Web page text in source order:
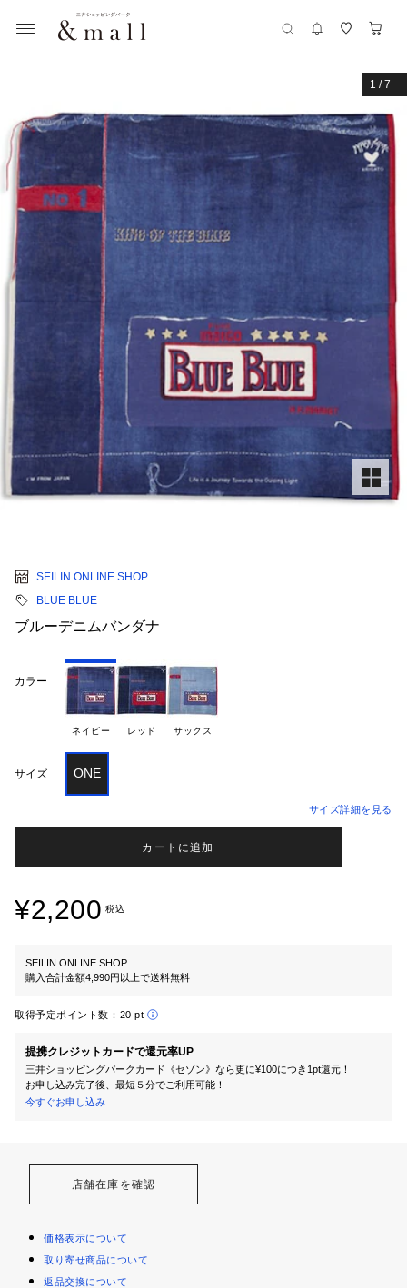
1 /7
SEILIN ONLINE SHOP
BLUE BLUE
ブルーデニムバンダナ
カラー
ネイビー レッド サックス
サイズ ONE
サイズ詳細を見る
カートに追加
¥2,200 税込
SEILIN ONLINE SHOP
購入合計金額4,990円以上で送料無料
取得予定ポイント数： 20 pt
提携クレジットカードで還元率UP
三井ショッピングパークカード《セゾン》なら更に¥100につき1pt還元！
お申し込み完了後、最短５分でご利用可能！
今すぐお申し込み
店舗在庫を確認
価格表示について
取り寄せ商品について
返品交換について